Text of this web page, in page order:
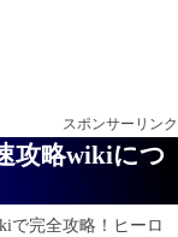
スポンサーリンク
攻略wikiにつ
で完全攻略！ ヒーロ